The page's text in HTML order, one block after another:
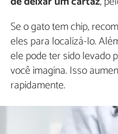
Se o gato tem chip,
eles para localizá-lo.
ele pode ter sido levado
você imagina. Isso
rapidamente.